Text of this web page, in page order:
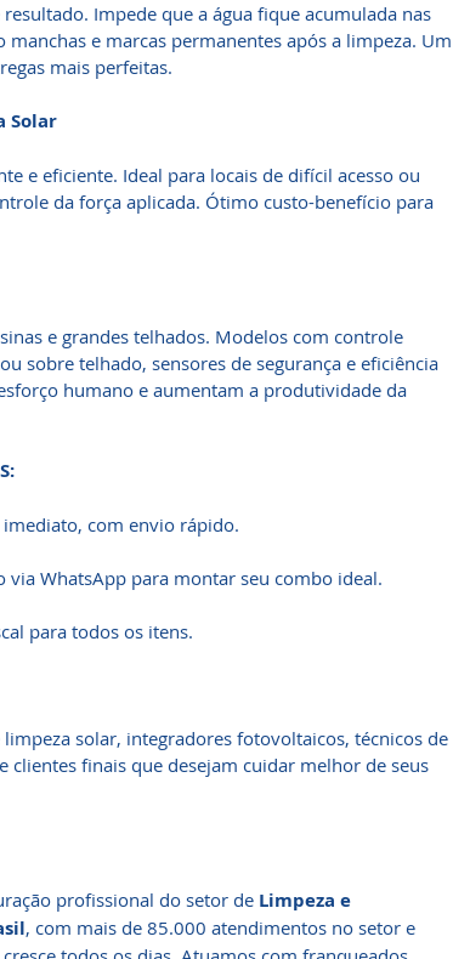
Impede que a água fique acumulada nas
manchas e marcas permanentes após a limpeza. Um
mais perfeitas.
Solar
e eficiente. Ideal para locais de difícil acesso ou
da força aplicada. Ótimo custo-benefício para
e grandes telhados. Modelos com controle
sobre telhado, sensores de segurança e eficiência
humano e aumentam a produtividade da
com envio rápido.
WhatsApp para montar seu combo ideal.
para todos os itens.
solar, integradores fotovoltaicos, técnicos de
clientes finais que desejam cuidar melhor de seus
profissional do setor de Limpeza e
, com mais de 85.000 atendimentos no setor e